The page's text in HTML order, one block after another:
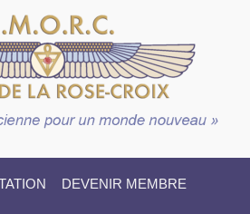
DEVENIR MEMBRE